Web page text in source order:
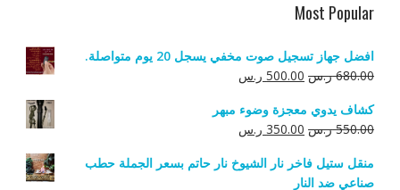
Most Popular
افضل جهاز تسجيل صوت مخفي يسجل 20 يوم متواصلة.
680.00 ر.س السعر
هو:
680.00 ر.س.
500.00 ر.سالسعر
هو:
500.00 ر.س.
كشاف يدوي معجزة وضوء مبهر
550.00 ر.س السعر
هو:
350.00 ر.سالسعر
هو:
منقل ستيل فاخر نار الشيوخ نار حاتم بسعر الجملة حطب
صناعي ضد النار